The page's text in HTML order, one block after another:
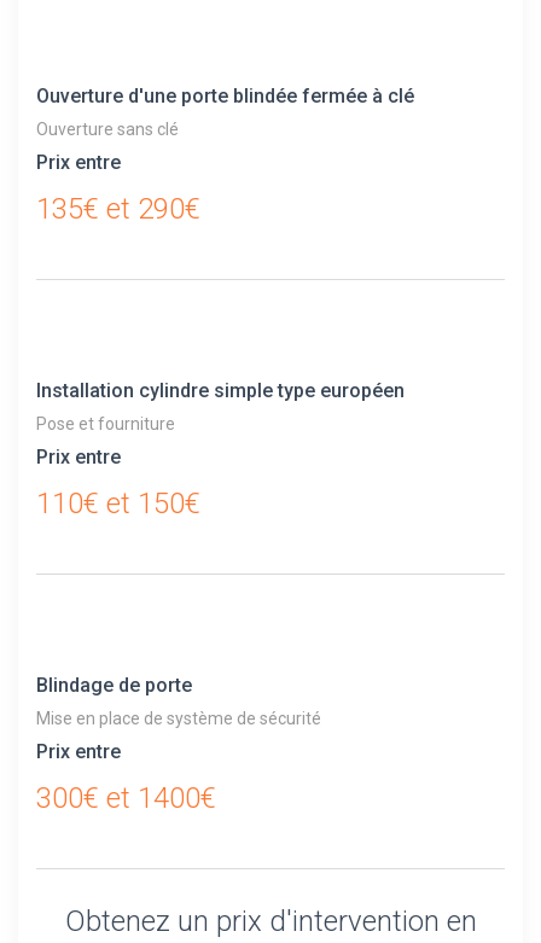
Ouverture d'une porte blindée fermée à clé
Ouverture sans clé
Prix entre
135€ et 290€
Installation cylindre simple type européen
Pose et fourniture
Prix entre
110€ et 150€
Blindage de porte
Mise en place de système de sécurité
Prix entre
300€ et 1400€
Obtenez un prix d'intervention en